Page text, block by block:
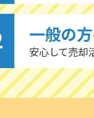
一般の
安心して売却